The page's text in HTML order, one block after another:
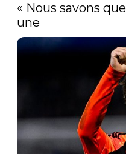
« Nous savons
une